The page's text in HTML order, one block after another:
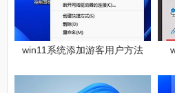
win11系统添加游客用户方法